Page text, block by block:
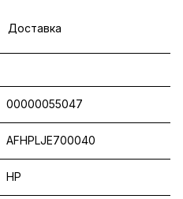
Доставка
00000055047
AFHPLJE700040
HP